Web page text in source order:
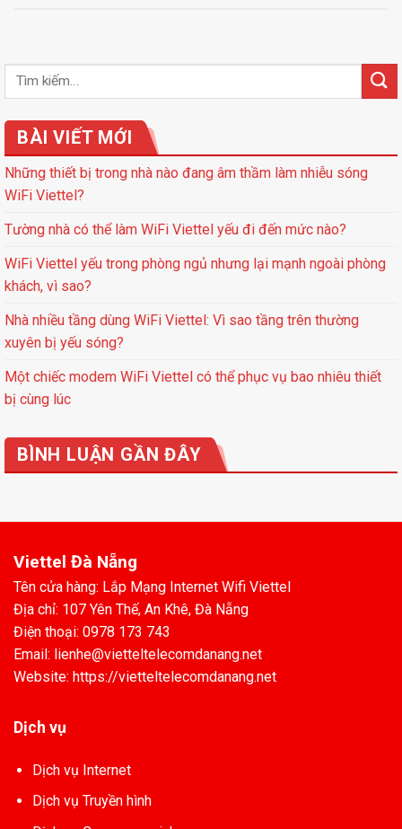
BÀI VIẾT MỚI
Những thiết bị trong nhà nào đang âm thầm làm nhiễu sóng
WiFi Viettel?
Tường nhà có thể làm WiFi Viettel yếu đi đến mức nào?
WiFi Viettel yếu trong phòng ngủ nhưng lại mạnh ngoài phòng
khách, vì sao?
Nhà nhiều tầng dùng WiFi Viettel: Vì sao tầng trên thường
xuyên bị yếu sóng?
Một chiếc modem WiFi Viettel có thể phục vụ bao nhiêu thiết
bị cùng lúc
BÌNH LUẬN GẦN ĐÂY
Viettel Đà Nẵng
Tên cửa hàng: Lắp Mạng Internet Wifi Viettel
Địa chỉ: 107 Yên Thế, An Khê, Đà Nẵng
Điện thoại: 0978 173 743
Email: lienhe@vietteltelecomdanang.net
Website: https://vietteltelecomdanang.net
Dịch vụ
Dịch vụ Internet
Dịch vụ Truyền hình